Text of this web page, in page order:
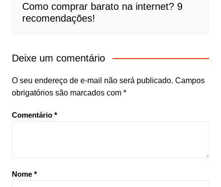
Como comprar barato na internet? 9
recomendações!
Deixe um comentário
O seu endereço de e-mail não será publicado. Campos
obrigatórios são marcados com *
Comentário *
Nome *